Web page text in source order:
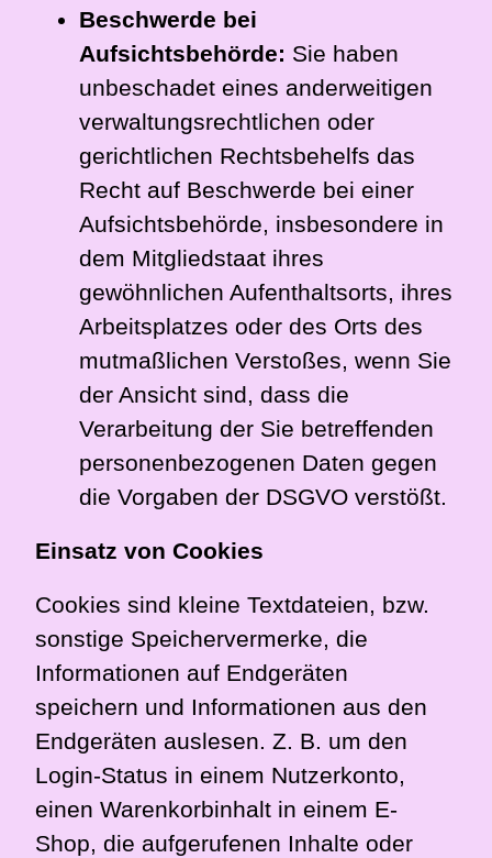
Beschwerde bei
Aufsichtsbehörde: Sie haben
unbeschadet eines anderweitigen
verwaltungsrechtlichen oder
gerichtlichen Rechtsbehelfs das
Recht auf Beschwerde bei einer
Aufsichtsbehörde, insbesondere in
dem Mitgliedstaat ihres
gewöhnlichen Aufenthaltsorts, ihres
Arbeitsplatzes oder des Orts des
mutmaßlichen Verstoßes, wenn Sie
der Ansicht sind, dass die
Verarbeitung der Sie betreffenden
personenbezogenen Daten gegen
die Vorgaben der DSGVO verstößt.
Einsatz von Cookies
Cookies sind kleine Textdateien, bzw.
sonstige Speichervermerke, die
Informationen auf Endgeräten
speichern und Informationen aus den
Endgeräten auslesen. Z. B. um den
Login-Status in einem Nutzerkonto,
einen Warenkorbinhalt in einem E-
Shop, die aufgerufenen Inhalte oder